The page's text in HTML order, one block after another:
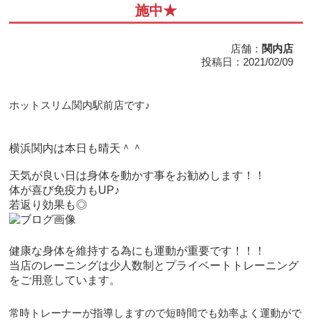
施中★
店舗： 関内店
投稿日：2021/02/09
ホットスリム関内駅前店です♪
横浜関内は本日も晴天＾＾
天気が良い日は身体を動かす事をお勧めします！！
体が喜び免疫力もUP♪
若返り効果も◎
健康な身体を維持する為にも運動が重要です！！！
当店のレーニングは少人数制とプライベートトレーニング
をご用意しています。
常時トレーナーが指導しますので短時間でも効率よく運動がで